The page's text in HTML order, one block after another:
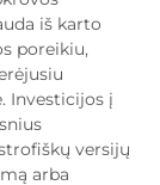
iš karto
poreikiu,
Investicijos į
versijų
arba